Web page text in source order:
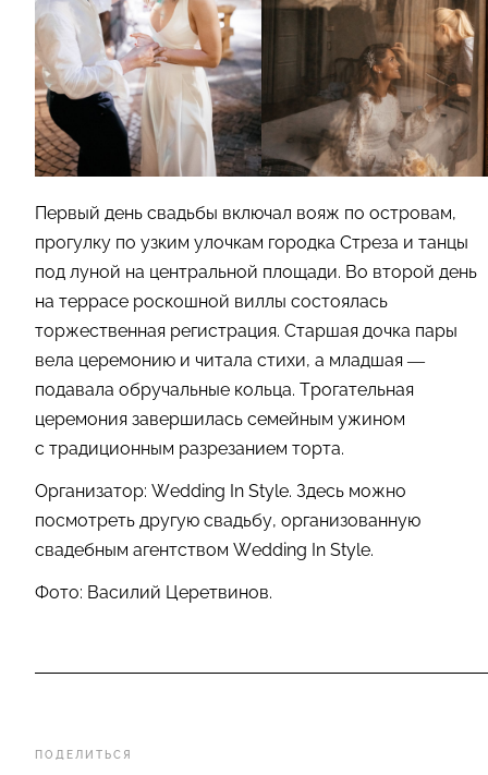
ПОДЕЛИТЬСЯ
Первый день свадьбы включал вояж по островам,
прогулку по узким улочкам городка Стреза и танцы
под луной на центральной площади. Во второй день
на террасе роскошной виллы состоялась
торжественная регистрация. Старшая дочка пары
вела церемонию и читала стихи, а младшая —
подавала обручальные кольца. Трогательная
церемония завершилась семейным ужином
с традиционным разрезанием торта.
Организатор: Wedding In Style. Здесь можно
посмотреть другую свадьбу, организованную
свадебным агентством Wedding In Style.
Фото: Василий Церетвинов.